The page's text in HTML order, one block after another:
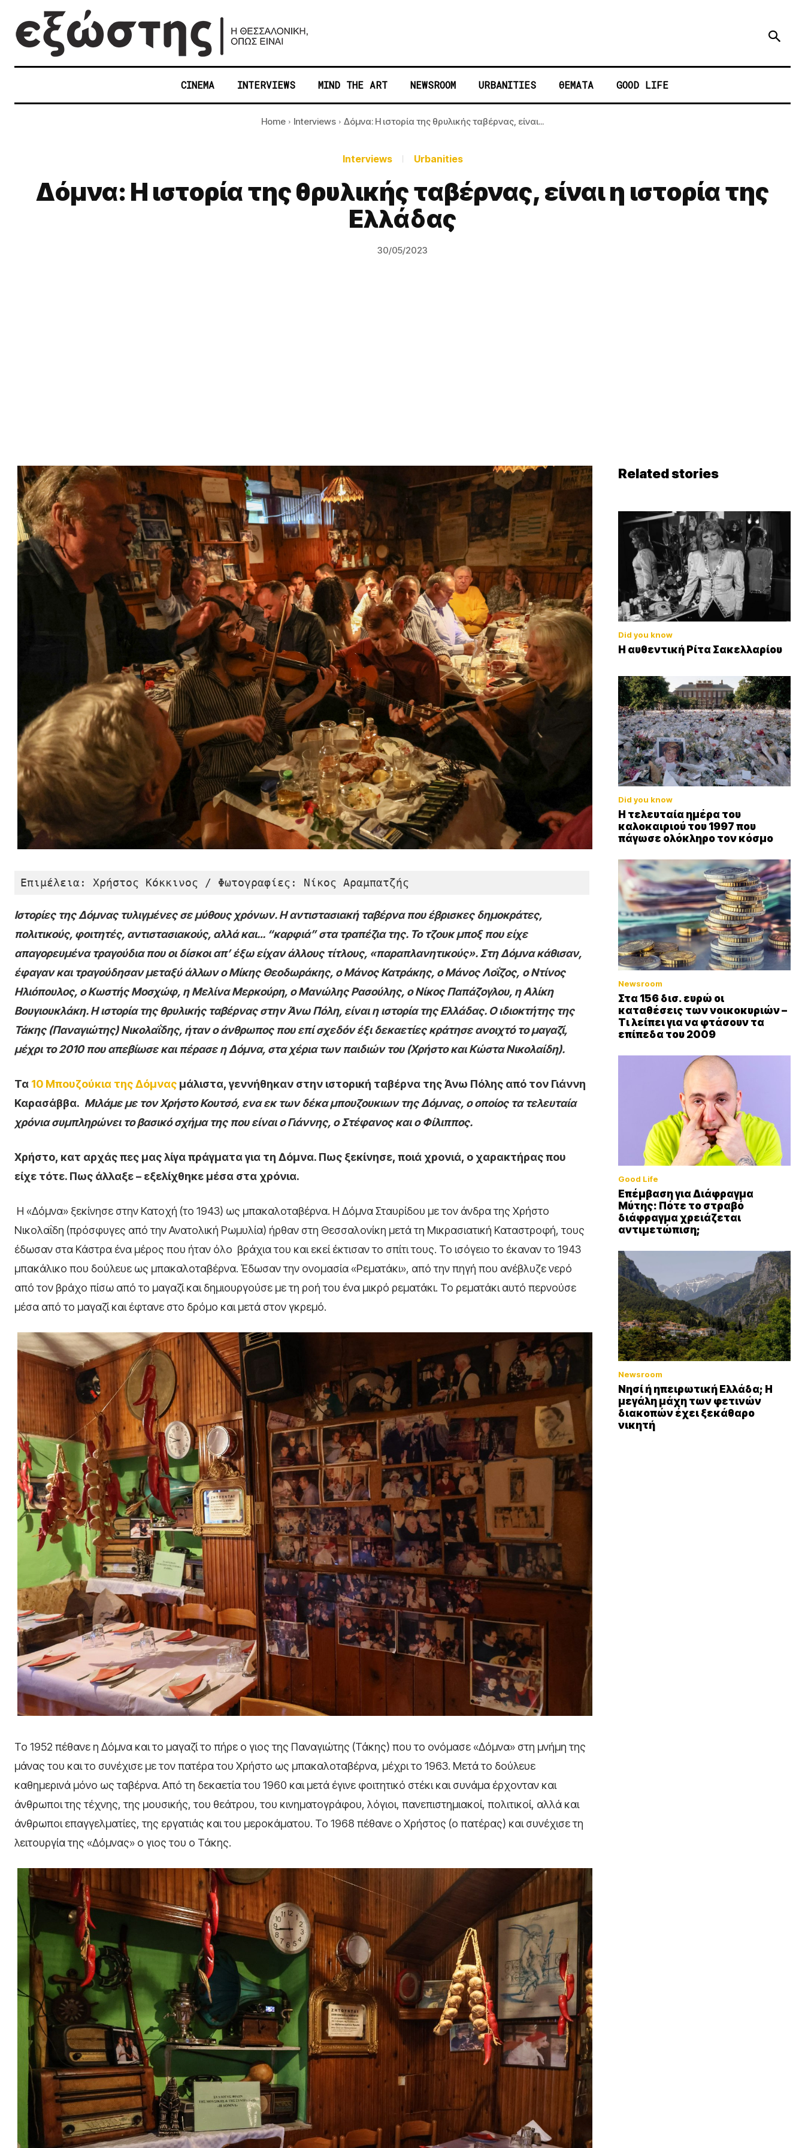
CINEMA INTERVIEWS MIND THE ART NEWSROOM URBANITIES ΘΕΜΑΤΑ GOOD LIFE
Home Interviews Δόμνα: Η ιστορία της θρυλικής ταβέρνας, είναι...
Interviews Urbanities
Δόμνα: Η ιστορία της θρυλικής ταβέρνας, είναι η ιστορία της
Ελλάδας
30/05/2023
Επιμέλεια: Χρήστος Κόκκινος / Φωτογραφίες: Nίκος Αραμπατζής
Ιστορίες της Δόμνας τυλιγμένες σε μύθους χρόνων. Η αντιστασιακή ταβέρνα πουέβρισκες δημοκράτες,
πολιτικούς, φοιτητές, αντιστασιακούς, αλλά και… “καρφιά” στα τραπέζια της. Το τζουκ μποξ που είχε
απαγορευμένα τραγούδια πουοι δίσκοι απ’ έξω είχαν άλλους τίτλους, «παραπλανητικούς».Στη Δόμνα κάθισαν,
έφαγαν και τραγούδησαν μεταξύ άλλων ο Μίκης Θεοδωράκης, ο Μάνος Κατράκης, ο Μάνος Λοΐζος, ο Ντίνος
Ηλιόπουλος, ο Κωστής Μοσχώφ, η Μελίνα Μερκούρη, ο Μανώλης Ρασούλης, ο Νίκος Παπάζογλου, η Αλίκη
Βουγιουκλάκη. Η ιστορία της θρυλικής ταβέρνας στην Άνω Πόλη, είναι η ιστορία της Ελλάδας. Ο ιδιοκτήτης της
Τάκης (Παναγιώτης) Νικολαΐδης, ήταν ο άνθρωπος που επί σχεδόν έξι δεκαετίες κράτησε ανοιχτό το μαγαζί,
μέχρι το 2010 που απεβίωσε και πέρασε η Δόμνα, στα χέρια των παιδιών του (Χρήστο και Κώστα Νικολαίδη).
Τα 10 Μπουζούκια της Δόμνας μάλιστα, γεννήθηκαν στην ιστορική ταβέρνα της Άνω Πόλης από τον Γιάννη
Καρασάββα. Μιλάμε με τον Χρήστο Κουτσό, ενα εκ των δέκα μπουζουκιων της Δόμνας, ο οποίος τα τελευταία
χρόνια συμπληρώνει το βασικό σχήμα της που είναι ο Γιάννης, ο Στέφανος και ο Φίλιππος.
Χρήστο, κατ αρχάς πες μας λίγα πράγματα για τη Δόμνα. Πως ξεκίνησε, ποιά χρονιά, ο χαρακτήρας που
είχε τότε. Πως άλλαξε – εξελίχθηκε μέσα στα χρόνια.
Η «Δόμνα» ξεκίνησε στην Κατοχή (το 1943) ως μπακαλοταβέρνα. Η Δόμνα Σταυρίδου με τον άνδρα της Χρήστο
Νικολαΐδη (πρόσφυγες από την Ανατολική Ρωμυλία) ήρθαν στη Θεσσαλονίκη μετά τη Μικρασιατική Καταστροφή, τους
έδωσαν στα Κάστρα ένα μέρος που ήταν όλο βράχια του και εκεί έκτισαν το σπίτι τους. Το ισόγειο το έκαναν το 1943
μπακάλικο που δούλευε ως μπακαλοταβέρνα. Έδωσαν την ονομασία «Ρεματάκι», από την πηγή που ανέβλυζε νερό
από τον βράχο πίσω από το μαγαζί και δημιουργούσε με τη ροή του ένα μικρό ρεματάκι. Το ρεματάκι αυτό περνούσε
μέσα από το μαγαζί και έφτανε στο δρόμο και μετά στον γκρεμό.
Το 1952 πέθανε η Δόμνα και το μαγαζί το πήρε ο γιος της Παναγιώτης (Τάκης) που το ονόμασε «Δόμνα» στη μνήμη της
μάνας του και το συνέχισε με τον πατέρα του Χρήστο ως μπακαλοταβέρνα, μέχρι το 1963. Μετά το δούλευε
καθημερινά μόνο ως ταβέρνα. Από τη δεκαετία του 1960 και μετά έγινε φοιτητικό στέκι και συνάμα έρχονταν και
άνθρωποι της τέχνης, της μουσικής, του θεάτρου, του κινηματογράφου, λόγιοι, πανεπιστημιακοί, πολιτικοί, αλλά και
άνθρωποι επαγγελματίες, της εργατιάς και του μεροκάματου. Το 1968 πέθανε ο Χρήστος (ο πατέρας) και συνέχισε τη
λειτουργία της «Δόμνας» ο γιος του ο Τάκης.
Related stories
Did you know
Η αυθεντική Ρίτα Σακελλαρίου
Did you know
Η τελευταία ημέρα του
καλοκαιριού του 1997 που
πάγωσε ολόκληρο τον κόσμο
Newsroom
Στα 156 δισ. ευρώ οι
καταθέσεις των νοικοκυριών –
Τι λείπει για να φτάσουν τα
επίπεδα του 2009
Good Life
Επέμβαση για Διάφραγμα
Μύτης: Πότε το στραβό
διάφραγμα χρειάζεται
αντιμετώπιση;
Newsroom
Νησί ή ηπειρωτική Ελλάδα; Η
μεγάλη μάχη των φετινών
διακοπών έχει ξεκάθαρο
νικητή